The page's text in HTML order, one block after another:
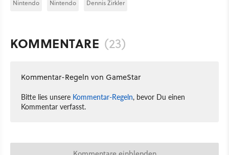
Nintendo Nintendo Dennis Zirkler
KOMMENTARE (23)
Kommentar-Regeln von GameStar
Bitte lies unsere Kommentar-Regeln, bevor Du einen
Kommentar verfasst.